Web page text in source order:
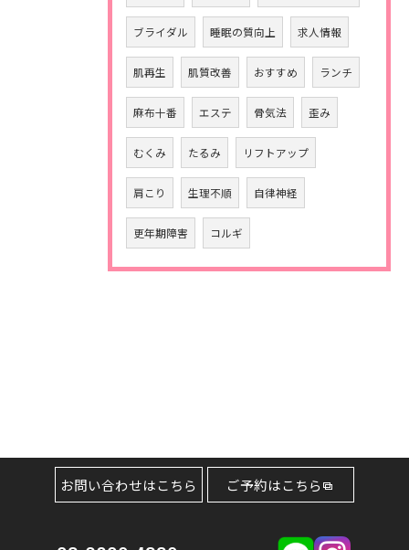
ブライダル 睡眠の質向上 求人情報
肌再生 肌質改善 おすすめ ランチ
麻布十番 エステ 骨気法 歪み
むくみ たるみ リフトアップ
肩こり 生理不順 自律神経
更年期障害 コルギ
お問い合わせはこちら ご予約はこちら